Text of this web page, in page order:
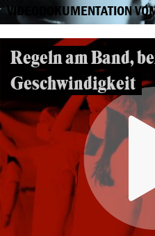
VIDEODOKUMENTATION
Regeln am Band,
Geschwindigkeit